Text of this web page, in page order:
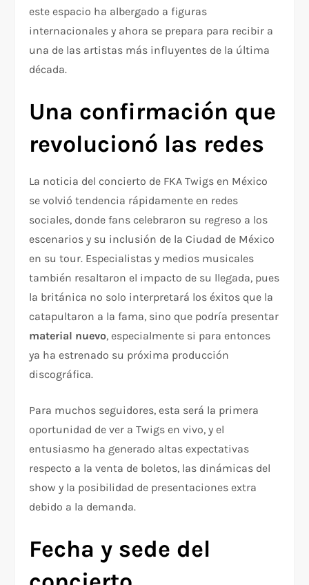
este espacio ha albergado a figuras
internacionales y ahora se prepara para recibir a
una de las artistas más influyentes de la última
década.
Una confirmación que
revolucionó las redes
La noticia del concierto de FKA Twigs en México
se volvió tendencia rápidamente en redes
sociales, donde fans celebraron su regreso a los
escenarios y su inclusión de la Ciudad de México
en su tour. Especialistas y medios musicales
también resaltaron el impacto de su llegada, pues
la británica no solo interpretará los éxitos que la
catapultaron a la fama, sino que podría presentar
material nuevo, especialmente si para entonces
ya ha estrenado su próxima producción
discográfica.
Para muchos seguidores, esta será la primera
oportunidad de ver a Twigs en vivo, y el
entusiasmo ha generado altas expectativas
respecto a la venta de boletos, las dinámicas del
show y la posibilidad de presentaciones extra
debido a la demanda.
Fecha y sede del